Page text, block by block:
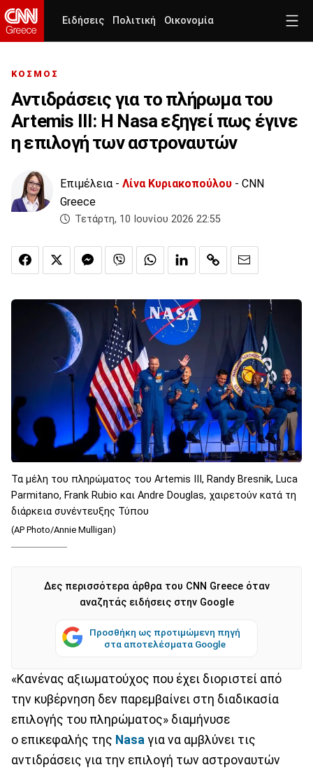
Ειδήσεις Πολιτική Οικονομία
ΚΟΣΜΟΣ
Αντιδράσεις για το πλήρωμα του
Artemis III: Η Nasa εξηγεί πως έγινε
η επιλογή των αστροναυτών
Επιμέλεια - Λίνα Κυριακοπούλου - CNN
Greece
Τετάρτη, 10 Ιουνίου 2026 22:55
Τα μέλη του πληρώματος του Artemis III, Randy Bresnik, Luca
Parmitano, Frank Rubio και Andre Douglas, χαιρετούν κατά τη
διάρκεια συνέντευξης Τύπου
(AP Photo/Annie Mulligan)
Δες περισσότερα άρθρα του CNN Greece όταν
αναζητάς ειδήσεις στην Google
Προσθήκη ως προτιμώμενη πηγή
στα αποτελέσματα Google
«Κανένας αξιωματούχος που έχει διοριστεί από
την κυβέρνηση δεν παρεμβαίνει στη διαδικασία
επιλογής του πληρώματος» διαμήνυσε
ο επικεφαλής της Nasa για να αμβλύνει τις
αντιδράσεις για την επιλογή των αστροναυτών